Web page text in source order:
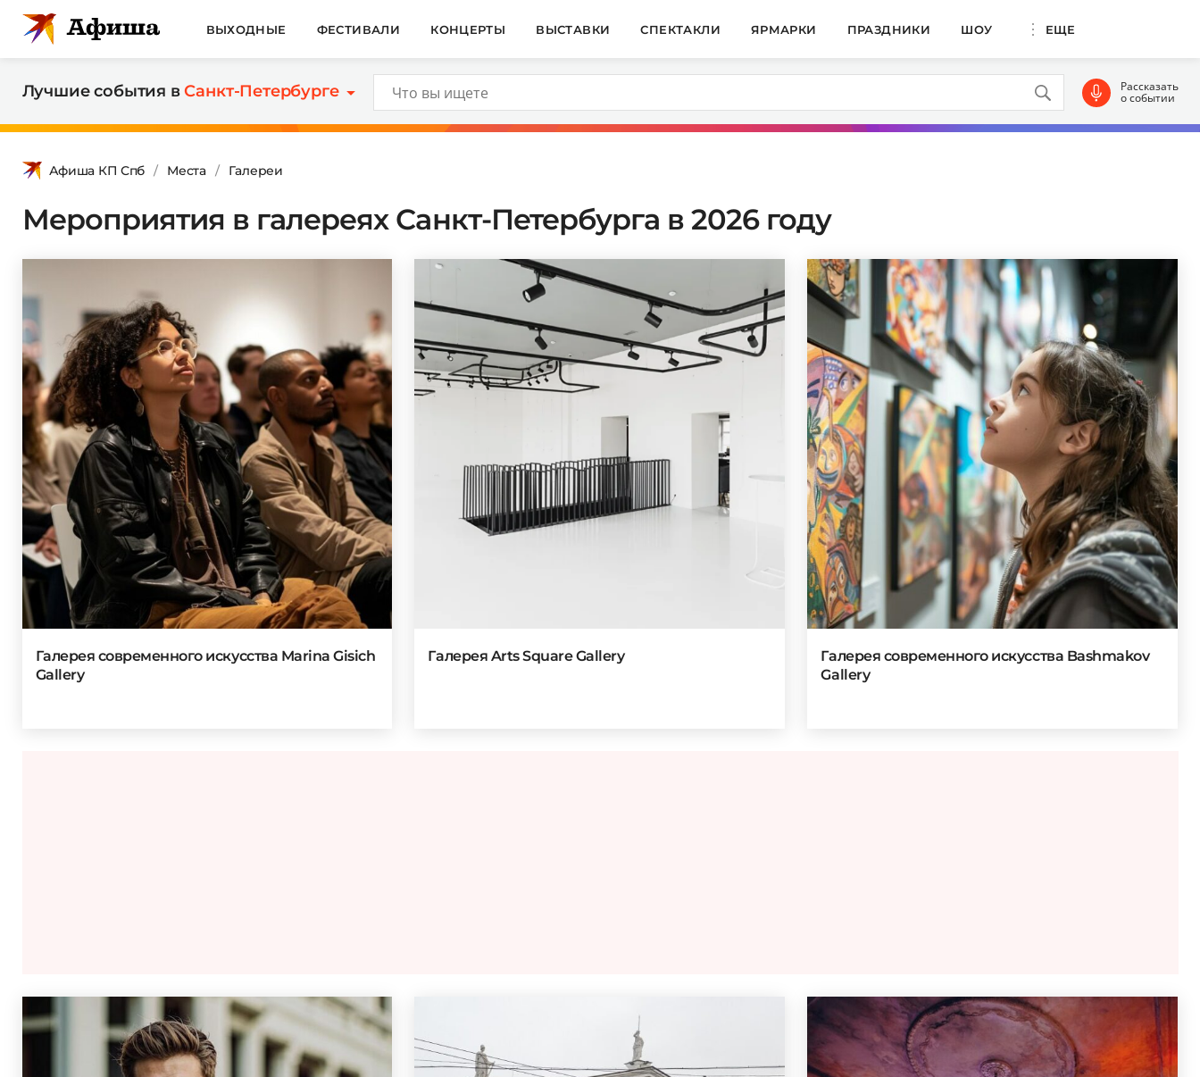
ВЫХОДНЫЕ ФЕСТИВАЛИ КОНЦЕРТЫ ВЫСТАВКИ СПЕКТАКЛИ ЯРМАРКИ ПРАЗДНИКИ ШОУ ЕЩЕ
Лучшие события вСанкт-Петербурге Рассказать
о событии
Афиша КП Спб Места Галереи
Мероприятия в галереях Санкт-Петербурга в 2026 году
Галерея современного искусства Marina Gisich
Gallery
Галерея Arts Square Gallery
Галерея современного искусства Bashmakov
Gallery